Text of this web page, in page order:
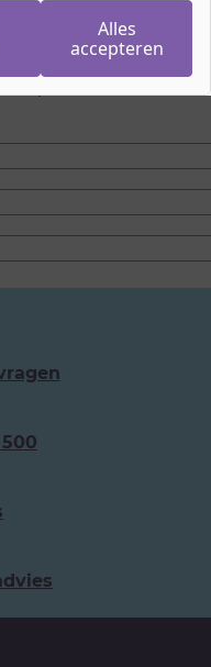
plaats meer om
Maar wees
nieuwe plaatsen
we sturen je
Alles
accepteren